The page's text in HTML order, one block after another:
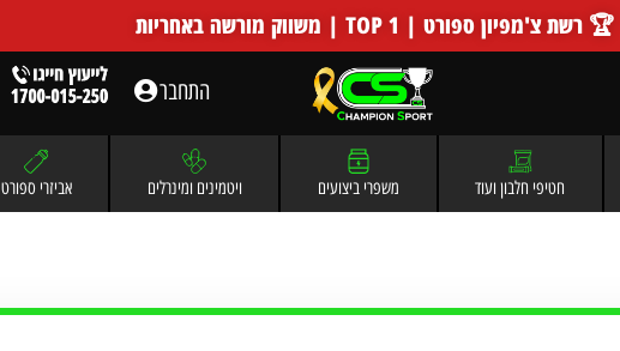
🏆 רשת צ'מפיון ספורט | TOP 1 | משווק מורשה באחריות
התחבר
חטיפי חלבון ועוד משפרי ביצועים ויטמינים ומינרלים אביזרי ספורט